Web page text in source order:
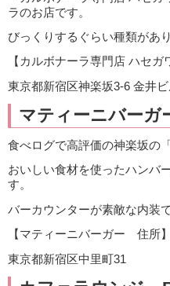
ラのお店です。
びっくりするぐらい種類があ
【カルボナーラ専門店 ハセガ
東京都新宿区神楽坂3-6 金井
マティーニバーガ
食べログで高評価の神楽坂の
おいしい食材を使ったハンバ
す。
バーカウンターが素敵な内装で
【マティーニバーガー 住所】
東京都新宿区中里町31